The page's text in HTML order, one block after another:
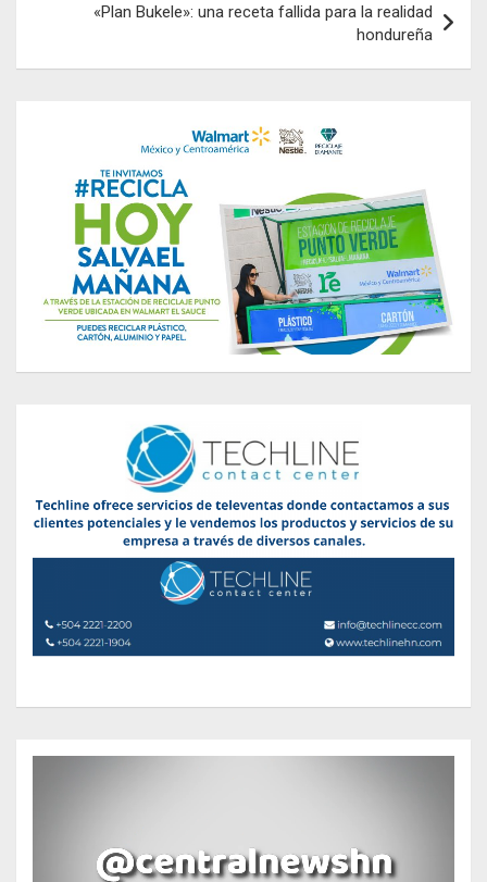
«Plan Bukele»: una receta fallida para la realidad
hondureña